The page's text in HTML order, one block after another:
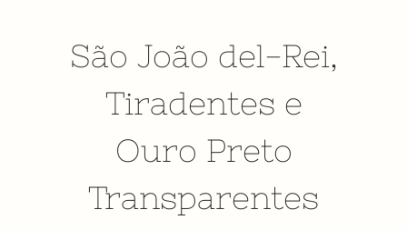
São João del-Rei,
Tiradentes e
Ouro Preto
Transparentes